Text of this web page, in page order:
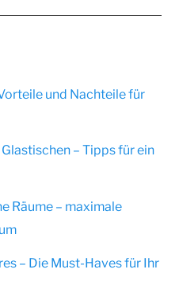
und Nachteile für
– Tipps für ein
Räume – maximale
– Die Must-Haves für Ihr